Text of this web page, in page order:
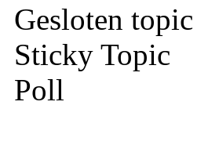
Gesloten topic
Sticky Topic
Poll